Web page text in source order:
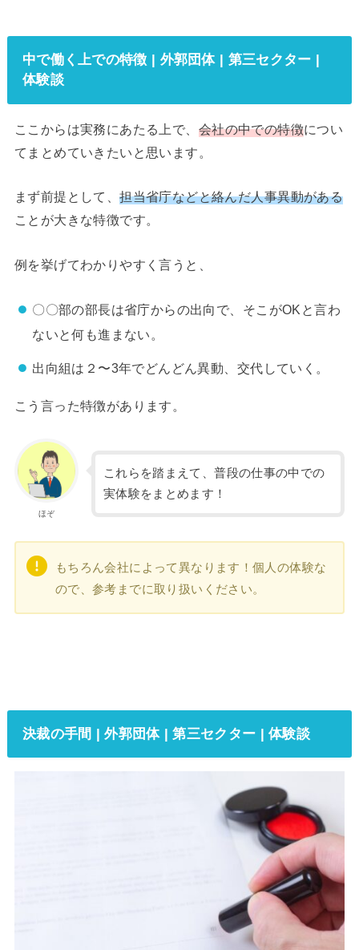
中で働く上での特徴 | 外郭団体 | 第三セクター |
体験談
ここからは実務にあたる上で、 会社の中での特徴につい
てまとめていきたいと思います。
まず前提として、担当省庁などと絡んだ人事異動がある
ことが大きな特徴です。
例を挙げてわかりやすく言うと、
〇〇部の部長は省庁からの出向で、そこがOKと言わ
ないと何も進まない。
出向組は２〜3年でどんどん異動、交代していく。
こう言った特徴があります。
ほぞ
これらを踏まえて、普段の仕事の中での
実体験をまとめます！
もちろん会社によって異なります！個人の体験な
ので、参考までに取り扱いください。
決裁の手間 | 外郭団体 | 第三セクター | 体験談